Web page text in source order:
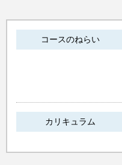
コースのねらい
カリキュラム